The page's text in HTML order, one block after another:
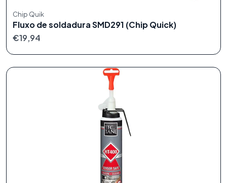
Chip Quik
Fluxo de soldadura SMD291 (Chip Quick)
€19,94